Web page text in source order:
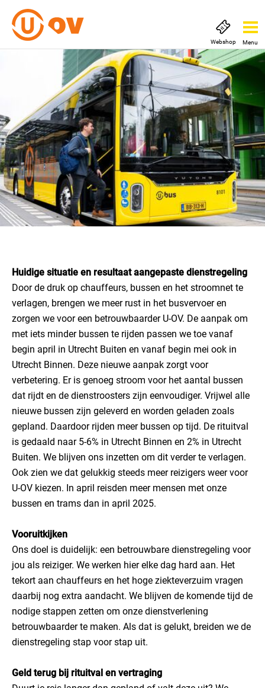
Webshop Menu
Huidige situatie en resultaat aangepaste dienstregeling
Door de druk op chauffeurs, bussen en het stroomnet te
verlagen, brengen we meer rust in het busvervoer en
zorgen we voor een betrouwbaarder U-OV. De aanpak om
met iets minder bussen te rijden passen we toe vanaf
begin april in Utrecht Buiten en vanaf begin mei ook in
Utrecht Binnen. Deze nieuwe aanpak zorgt voor
verbetering. Er is genoeg stroom voor het aantal bussen
dat rijdt en de dienstroosters zijn eenvoudiger. Vrijwel alle
nieuwe bussen zijn geleverd en worden geladen zoals
gepland. Daardoor rijden meer bussen op tijd. De rituitval
is gedaald naar 5-6% in Utrecht Binnen en 2% in Utrecht
Buiten. We blijven ons inzetten om dit verder te verlagen.
Ook zien we dat gelukkig steeds meer reizigers weer voor
U‑OV kiezen. In april reisden meer mensen met onze
bussen en trams dan in april 2025.
Vooruitkijken
Ons doel is duidelijk: een betrouwbare dienstregeling voor
jou als reiziger. We werken hier elke dag hard aan. Het
tekort aan chauffeurs en het hoge ziekteverzuim vragen
daarbij nog extra aandacht. We blijven de komende tijd de
nodige stappen zetten om onze dienstverlening
betrouwbaarder te maken. Als dat is gelukt, breiden we de
dienstregeling stap voor stap uit.
Geld terug bij rituitval en vertraging